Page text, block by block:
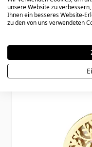
39,90 €
unsere Website zu
Ihnen ein besseres Website-
zu den von uns verwendeten